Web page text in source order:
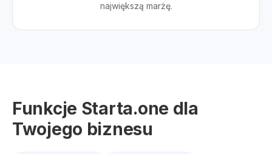
największą marżę.
Funkcje Starta.one dla
Twojego biznesu